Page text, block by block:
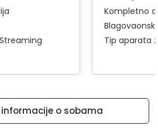
Streaming
Kompletno
Tip aparata
informacije o sobama